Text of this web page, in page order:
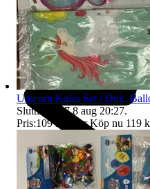
Unicorn Kalas Set / Duk,
Sluttid
20:27 8 aug 20:27.
Pris:109 kr Eller Köp nu 119